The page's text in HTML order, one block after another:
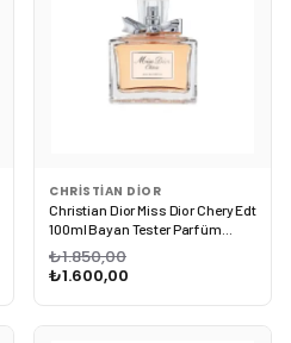
CHRISTIAN DIOR
Christian Dior Miss Dior Chery Edt
100ml Bayan Tester Parfüm
Woman
₺1.850,00
₺1.600,00